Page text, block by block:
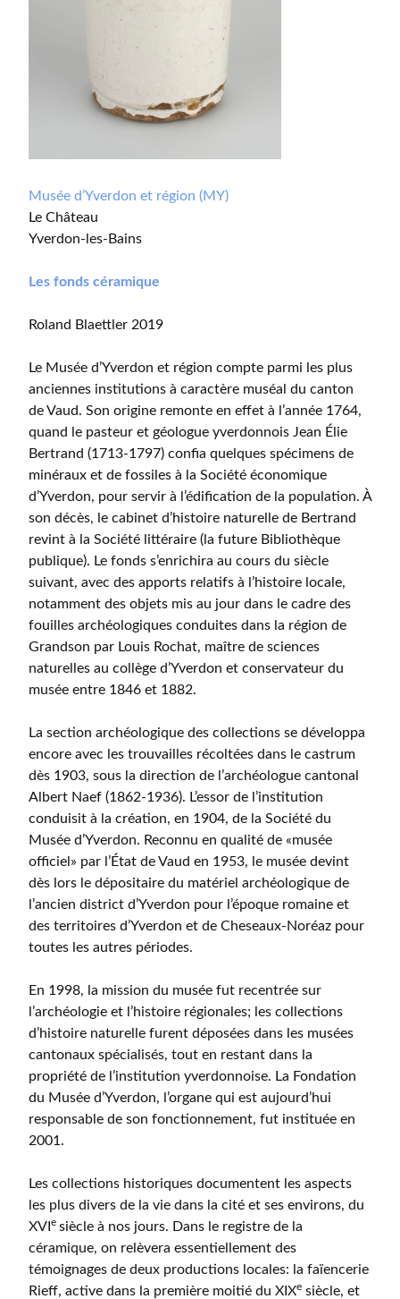
Musée d’Yverdon et région (MY)
Le Château
Yverdon-les-Bains
Les fonds céramique
Roland Blaettler 2019
Le Musée d’Yverdon et région compte parmi les plus
anciennes institutions à caractère muséal du canton
de Vaud. Son origine remonte en effet à l’année 1764,
quand le pasteur et géologue yverdonnois Jean Élie
Bertrand (1713-1797) confia quelques spécimens de
minéraux et de fossiles à la Société économique
d’Yverdon, pour servir à l’édification de la population. À
son décès, le cabinet d’histoire naturelle de Bertrand
revint à la Société littéraire (la future Bibliothèque
publique). Le fonds s’enrichira au cours du siècle
suivant, avec des apports relatifs à l’histoire locale,
notamment des objets mis au jour dans le cadre des
fouilles archéologiques conduites dans la région de
Grandson par Louis Rochat, maître de sciences
naturelles au collège d’Yverdon et conservateur du
musée entre 1846 et 1882.
La section archéologique des collections se développa
encore avec les trouvailles récoltées dans le castrum
dès 1903, sous la direction de l’archéologue cantonal
Albert Naef (1862-1936). L’essor de l’institution
conduisit à la création, en 1904, de la Société du
Musée d’Yverdon. Reconnu en qualité de «musée
officiel» par l’État de Vaud en 1953, le musée devint
dès lors le dépositaire du matériel archéologique de
l’ancien district d’Yverdon pour l’époque romaine et
des territoires d’Yverdon et de Cheseaux-Noréaz pour
toutes les autres périodes.
En 1998, la mission du musée fut recentrée sur
l’archéologie et l’histoire régionales; les collections
d’histoire naturelle furent déposées dans les musées
cantonaux spécialisés, tout en restant dans la
propriété de l’institution yverdonnoise. La Fondation
du Musée d’Yverdon, l’organe qui est aujourd’hui
responsable de son fonctionnement, fut instituée en
2001.
Les collections historiques documentent les aspects
les plus divers de la vie dans la cité et ses environs, du
XVI e siècle à nos jours. Dans le registre de la
céramique, on relèvera essentiellement des
témoignages de deux productions locales: la faïencerie
Rieff, active dans la première moitié du XIXe siècle, et